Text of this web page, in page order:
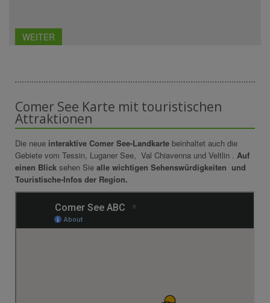
WEITER
Comer See Karte mit touristischen
Attraktionen
Die neue interaktive Comer See-Landkarte beinhaltet auch die
Gebiete vom Tessin, Luganer See, Val Chiavenna und Veltlin . Auf
einen Blick sehen Sie alle wichtigen Sehenswürdigkeiten und
Touristische-Infos der Region.